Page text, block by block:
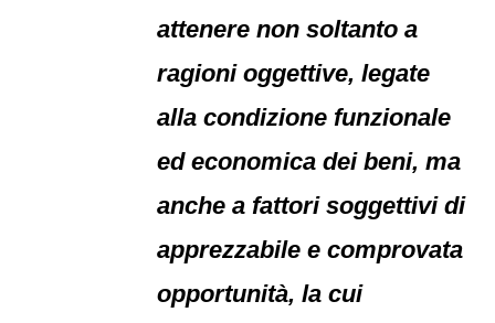
attenere non soltanto a
ragioni oggettive, legate
alla condizione funzionale
ed economica dei beni, ma
anche a fattori soggettivi di
apprezzabile e comprovata
opportunità, la cui